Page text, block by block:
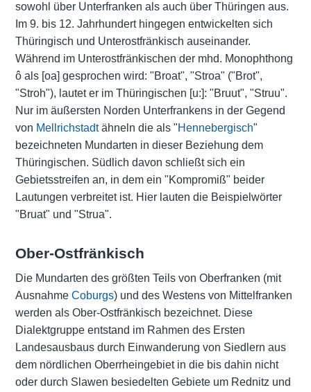
sowohl über Unterfranken als auch über Thüringen aus.
Im 9. bis 12. Jahrhundert hingegen entwickelten sich
Thüringisch und Unterostfränkisch auseinander.
Während im Unterostfränkischen der mhd. Monophthong
ô als [oa] gesprochen wird: "Broat", "Stroa" ("Brot",
"Stroh"), lautet er im Thüringischen [u:]: "Bruut", "Struu".
Nur im äußersten Norden Unterfrankens in der Gegend
von Mellrichstadtähneln die als "Hennebergisch"
bezeichneten Mundarten in dieser Beziehung dem
Thüringischen. Südlich davon schließt sich ein
Gebietsstreifen an, in dem ein "Kompromiß" beider
Lautungen verbreitet ist. Hier lauten die Beispielwörter
"Bruat" und "Strua".
Ober-Ostfränkisch
Die Mundarten des größten Teils von Oberfranken (mit
Ausnahme Coburgs) und des Westens von Mittelfranken
werden als Ober-Ostfränkisch bezeichnet. Diese
Dialektgruppe entstand im Rahmen des Ersten
Landesausbaus durch Einwanderung von Siedlern aus
dem nördlichen Oberrheingebiet in die bis dahin nicht
oder durch Slawen besiedelten Gebiete um Rednitz und